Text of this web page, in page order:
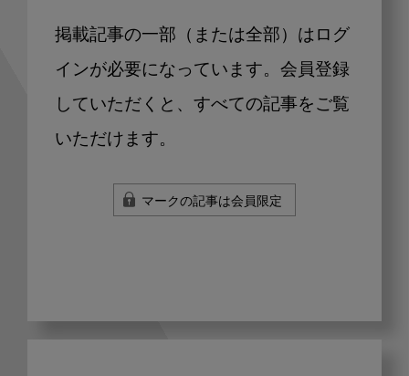
掲載記事の一部（または全部）はログ
インが必要になっています。会員登録
していただくと、すべての記事をご覧
いただけます。
マークの記事は会員限定